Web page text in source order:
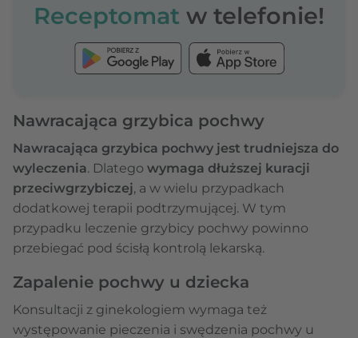
Receptomat w telefonie!
Nawracająca grzybica pochwy
Nawracająca grzybica pochwy jest trudniejsza do
wyleczenia. Dlatego wymaga dłuższej kuracji
przeciwgrzybiczej, a w wielu przypadkach
dodatkowej terapii podtrzymującej. W tym
przypadku leczenie grzybicy pochwy powinno
przebiegać pod ścisłą kontrolą lekarską.
Zapalenie pochwy u dziecka
Konsultacji z ginekologiem wymaga też
występowanie pieczenia i swędzenia pochwy u